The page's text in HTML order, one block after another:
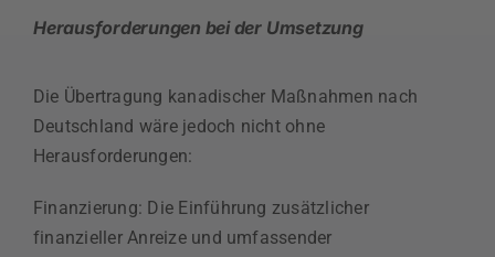
Herausforderungen bei der Umsetzung
Die Übertragung kanadischer Maßnahmen nach
Deutschland wäre jedoch nicht ohne
Herausforderungen:
Finanzierung: Die Einführung zusätzlicher
finanzieller Anreize und umfassender